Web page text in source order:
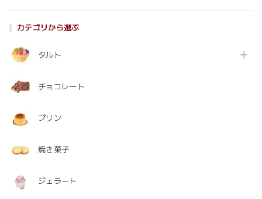
カテゴリから選ぶ
タルト
チョコレート
プリン
焼き菓子
ジェラート